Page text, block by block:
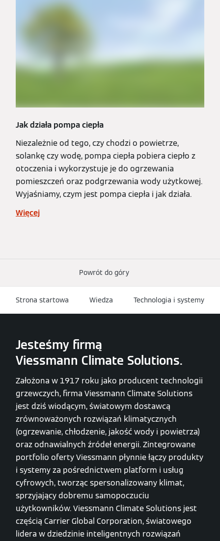
Jak działa pompa ciepła
Niezależnie od tego, czy chodzi o powietrze,
solankę czy wodę, pompa ciepła pobiera ciepło z
otoczenia i wykorzystuje je do ogrzewania
pomieszczeń oraz podgrzewania wody użytkowej.
Wyjaśniamy, czym jest pompa ciepła i jak działa.
Więcej
Powrót do góry
Strona startowa Wiedza Technologia i systemy
Jesteśmy firmą
Viessmann Climate Solutions.
Założona w 1917 roku jako producent technologii
grzewczych, firma Viessmann Climate Solutions
jest dziś wiodącym, światowym dostawcą
zrównoważonych rozwiązań klimatycznych
(ogrzewanie, chłodzenie, jakość wody i powietrza)
oraz odnawialnych źródeł energii. Zintegrowane
portfolio oferty Viessmann płynnie łączy produkty
i systemy za pośrednictwem platform i usług
cyfrowych, tworząc spersonalizowany klimat,
sprzyjający dobremu samopoczuciu
użytkowników. Viessmann Climate Solutions jest
częścią Carrier Global Corporation, światowego
lidera w dziedzinie inteligentnych rozwiązań